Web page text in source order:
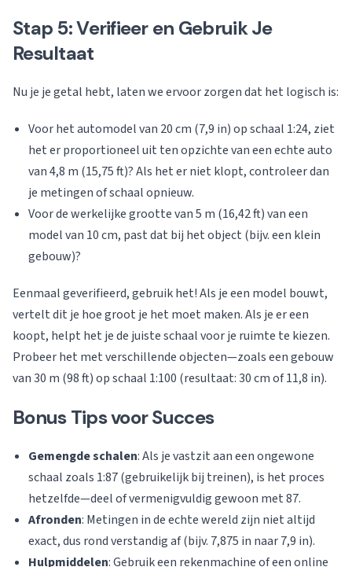
Stap 5: Verifieer en Gebruik Je
Resultaat
Nu je je getal hebt, laten we ervoor zorgen dat het logisch is:
Voor het automodel van 20 cm (7,9 in) op schaal 1:24, ziet
het er proportioneel uit ten opzichte van een echte auto
van 4,8 m (15,75 ft)? Als het er niet klopt, controleer dan
je metingen of schaal opnieuw.
Voor de werkelijke grootte van 5 m (16,42 ft) van een
model van 10 cm, past dat bij het object (bijv. een klein
gebouw)?
Eenmaal geverifieerd, gebruik het! Als je een model bouwt,
vertelt dit je hoe groot je het moet maken. Als je er een
koopt, helpt het je de juiste schaal voor je ruimte te kiezen.
Probeer het met verschillende objecten—zoals een gebouw
van 30 m (98 ft) op schaal 1:100 (resultaat: 30 cm of 11,8 in).
Bonus Tips voor Succes
Gemengde schalen: Als je vastzit aan een ongewone
schaal zoals 1:87 (gebruikelijk bij treinen), is het proces
hetzelfde—deel of vermenigvuldig gewoon met 87.
Afronden: Metingen in de echte wereld zijn niet altijd
exact, dus rond verstandig af (bijv. 7,875 in naar 7,9 in).
Hulpmiddelen: Gebruik een rekenmachine of een online